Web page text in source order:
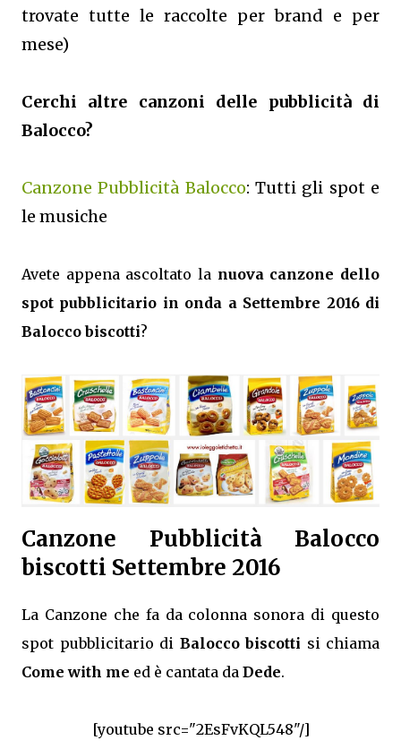
trovate tutte le raccolte per brand e per
mese)
Cerchi altre canzoni delle pubblicità di
Balocco?
Canzone Pubblicità Balocco: Tutti gli spot e
le musiche
Avete appena ascoltato la nuova canzone dello
spot pubblicitario in onda a Settembre 2016 di
Balocco biscotti?
Canzone Pubblicità Balocco
biscotti Settembre 2016
La Canzone che fa da colonna sonora di questo
spot pubblicitario di Balocco biscotti si chiama
Come with me ed è cantata da Dede.
[youtube src="2EsFvKQL548"/]